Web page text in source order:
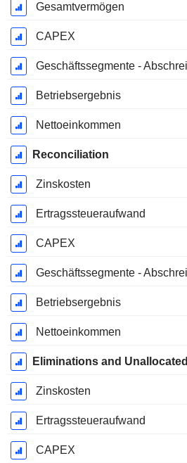
Gesamtvermögen
CAPEX
Betriebsergebnis
Nettoeinkommen
Reconciliation
Zinskosten
Ertragssteueraufwand
CAPEX
Betriebsergebnis
Nettoeinkommen
Eliminations and Unallocated
Zinskosten
Ertragssteueraufwand
CAPEX